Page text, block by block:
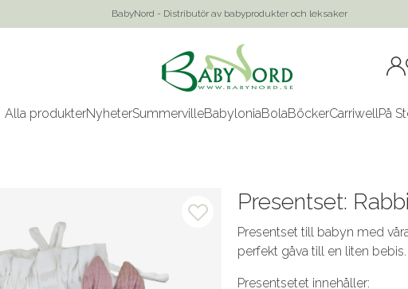
BabyNord - Distributör av babyprodukter och leksaker
Alla produkterNyheterSummervilleBabyloniaBolaBöckerCarriwellPå
Presentset:
Presentset till babyn med
perfekt gåva till en liten bebis.
Presentsetet innehåller: